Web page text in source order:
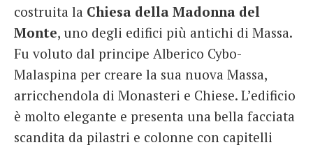
costruita la Chiesa della Madonna del
Monte, uno degli edifici più antichi di Massa.
Fu voluto dal principe Alberico Cybo-
Malaspina per creare la sua nuova Massa,
arricchendola di Monasteri e Chiese. L’edificio
è molto elegante e presenta una bella facciata
scandita da pilastri e colonne con capitelli